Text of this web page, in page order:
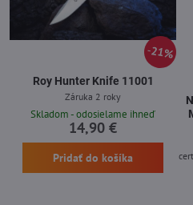
21%
Roy Hunter Knife 11001
Záruka 2 roky
Skladom - odosielame ihneď
14,90 €
Pridať do košíka